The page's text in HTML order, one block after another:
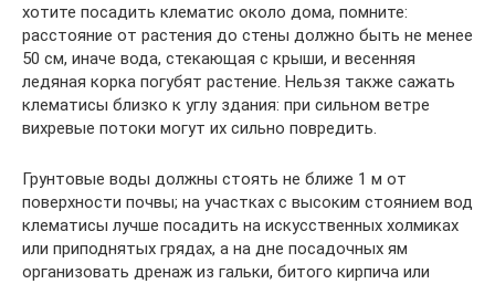
хотите посадить клематис около дома, помните:
расстояние от растения до стены должно быть не менее
50 см, иначе вода, стекающая с крыши, и весенняя
ледяная корка погубят растение. Нельзя также сажать
клематисы близко к углу здания: при сильном ветре
вихревые потоки могут их сильно повредить.
Грунтовые воды должны стоять не ближе 1 м от
поверхности почвы; на участках с высоким стоянием вод
клематисы лучше посадить на искусственных холмиках
или приподнятых грядах, а на дне посадочных ям
организовать дренаж из гальки, битого кирпича или